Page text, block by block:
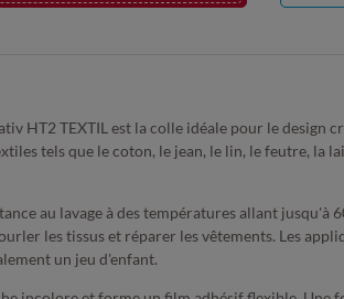
HT2 TEXTIL est la colle idéale pour le design
tels que le coton, le jean, le lin, le feutre, la
au lavage à des températures allant jusqu'à
les tissus et réparer les vêtements. Les
un jeu d'enfant.